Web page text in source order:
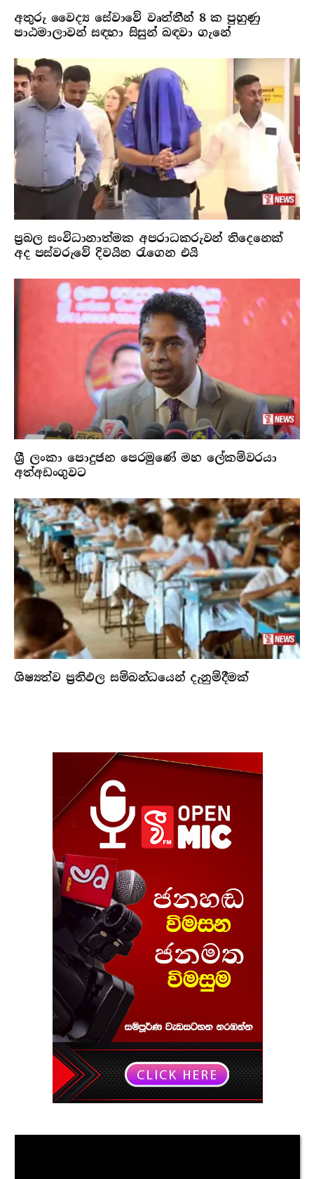
අතුරු වෛද්‍ය සේවාවේ වෘත්තීන් 8 ක පුහුණු
පාඨමාලාවන් සඳහා සිසුන් බඳවා ගැනේ
ප්‍රබල සංවිධානාත්මක අපරාධකරුවන් තිදෙනෙක්
අද පස්වරුවේ දිවයින රැගෙන එයි
ශ්‍රී ලංකා පොදුජන පෙරමුණේ මහ ලේකම්වරයා
අත්අඩංගුවට
ශිෂ්‍යත්ව ප්‍රතිඵල සම්බන්ධයෙන් දැනුම්දීමක්